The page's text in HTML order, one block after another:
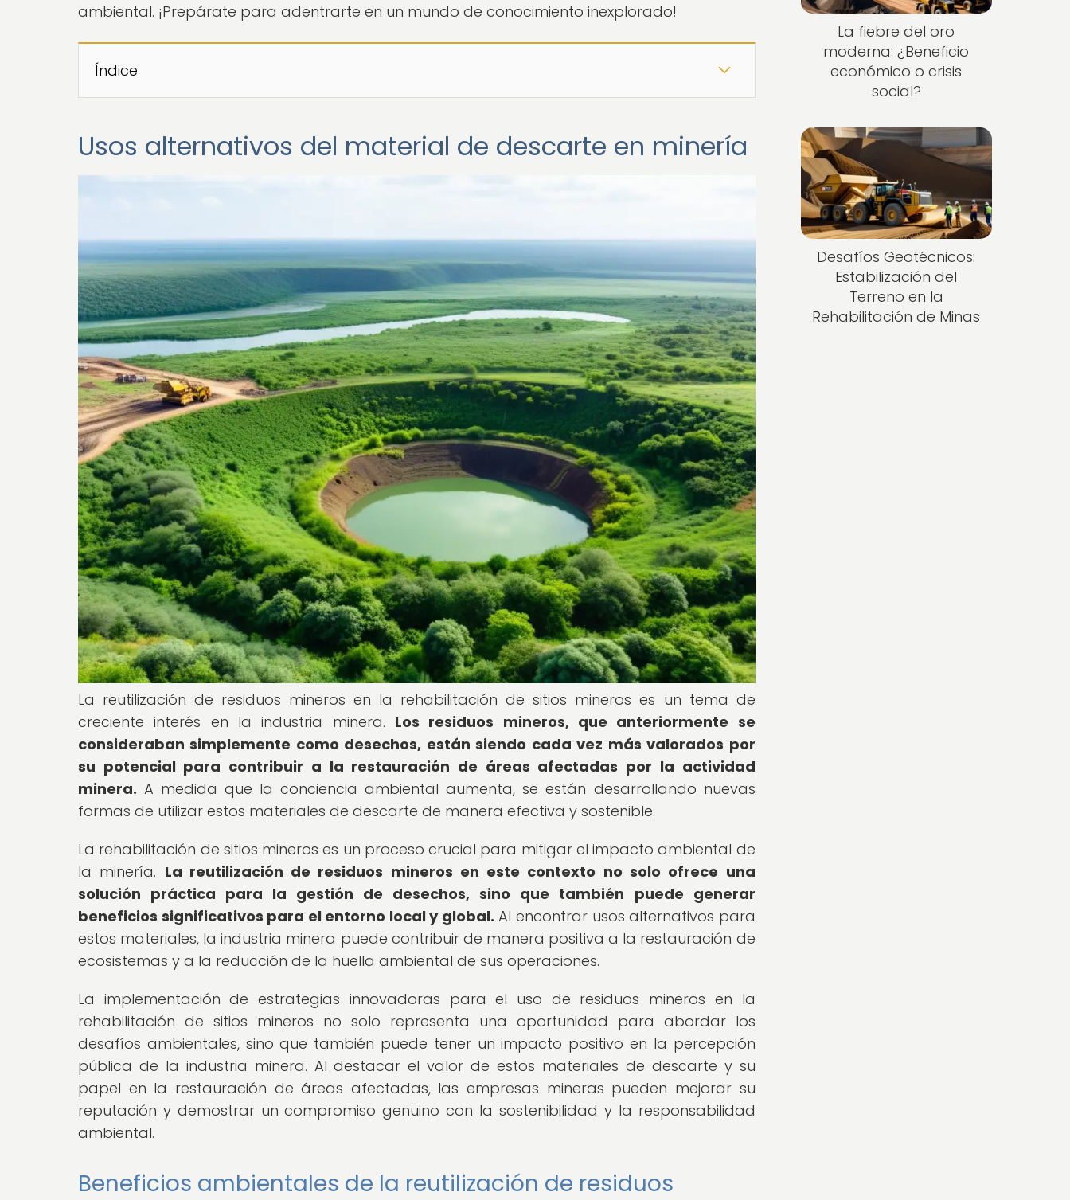
ambiental. ¡Prepárate para adentrarte en un mundo de conocimiento inexplorado!
Índice
Usos alternativos del material de descarte en minería
La reutilización de residuos mineros en la rehabilitación de sitios mineros es un tema de
creciente interés en la industria minera. Los residuos mineros, que anteriormente se
consideraban simplemente como desechos, están siendo cada vez más valorados por
su potencial para contribuir a la restauración de áreas afectadas por la actividad
minera. A medida que la conciencia ambiental aumenta, se están desarrollando nuevas
formas de utilizar estos materiales de descarte de manera efectiva y sostenible.
La rehabilitación de sitios mineros es un proceso crucial para mitigar el impacto ambiental de
la minería. La reutilización de residuos mineros en este contexto no solo ofrece una
solución práctica para la gestión de desechos, sino que también puede generar
beneficios significativos para el entorno local y global. Al encontrar usos alternativos para
estos materiales, la industria minera puede contribuir de manera positiva a la restauración de
ecosistemas y a la reducción de la huella ambiental de sus operaciones.
La implementación de estrategias innovadoras para el uso de residuos mineros en la
rehabilitación de sitios mineros no solo representa una oportunidad para abordar los
desafíos ambientales, sino que también puede tener un impacto positivo en la percepción
pública de la industria minera. Al destacar el valor de estos materiales de descarte y su
papel en la restauración de áreas afectadas, las empresas mineras pueden mejorar su
reputación y demostrar un compromiso genuino con la sostenibilidad y la responsabilidad
ambiental.
Beneficios ambientales de la reutilización de residuos
La fiebre del oro
moderna: ¿Beneficio
económico o crisis
social?
Desafíos Geotécnicos:
Estabilización del
Terreno en la
Rehabilitación de Minas